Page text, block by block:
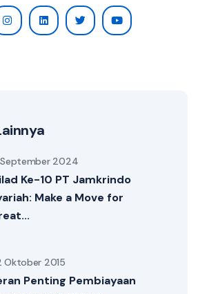
September 2024
Ke-10 PT Jamkrindo
Make a Move for
Oktober 2015
Penting Pembiayaan